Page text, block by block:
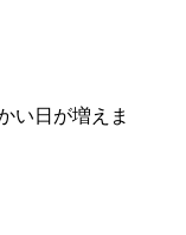
い日が増えま